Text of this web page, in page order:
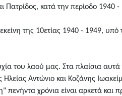
Πατρίδος, κατά την περίοδο 1940 -
της 10ετίας 1940 - 1949, υπό
του λαού μας. Στα πλαίσια
Αντώνιο και Κοζάνης
χρόνια είναι αρκετά και